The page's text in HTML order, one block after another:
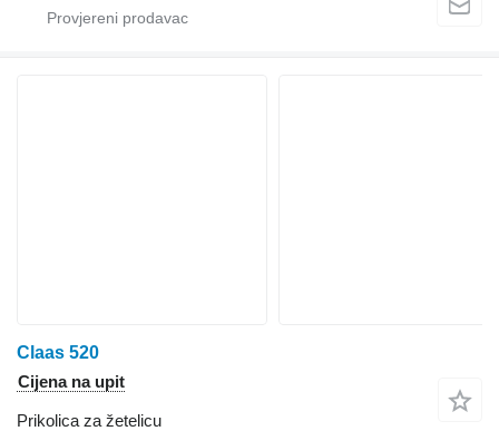
Claas 520
Cijena na upit
Prikolica za žetelicu